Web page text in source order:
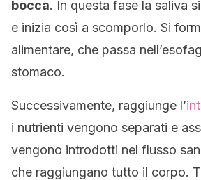
bocca. In questa fase la saliva
e inizia così a scomporlo. Si
alimentare, che passa
stomaco.
Successivamente, raggiunge l’
i nutrienti vengono separati e
vengono introdotti nel flusso
che raggiungano tutto il corpo.